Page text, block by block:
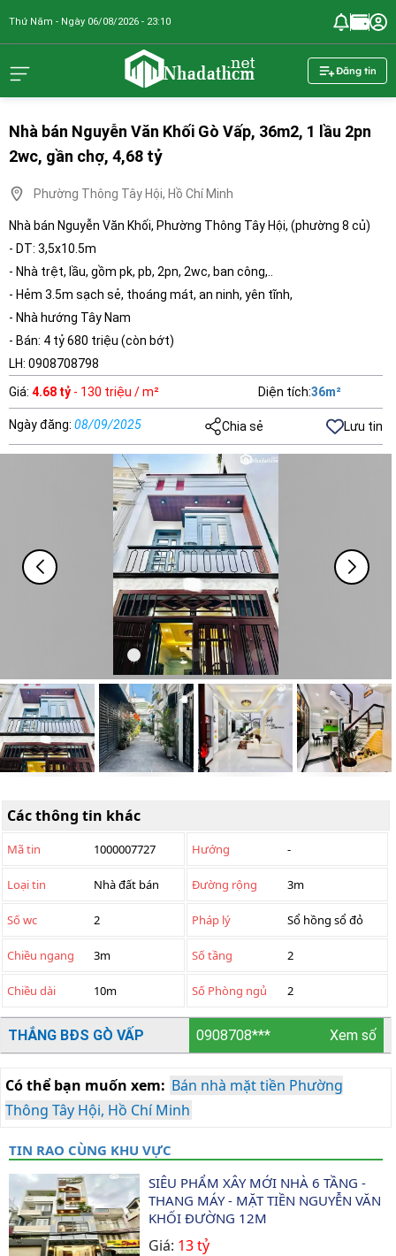
Thứ Năm - Ngày 06/08/2026 - 23:10
Đăng tin
Nhà bán Nguyễn Văn Khối Gò Vấp, 36m2, 1 lầu 2pn
2wc, gần chợ, 4,68 tỷ
Phường Thông Tây Hội, Hồ Chí Minh
Nhà bán Nguyễn Văn Khối, Phường Thông Tây Hội, (phường 8 củ)
- DT: 3,5x10.5m
- Nhà trệt, lầu, gồm pk, pb, 2pn, 2wc, ban công,..
- Hẻm 3.5m sạch sẻ, thoáng mát, an ninh, yên tĩnh,
- Nhà hướng Tây Nam
- Bán: 4 tỷ 680 triệu (còn bớt)
LH: 0908708798
Giá: 4.68 tỷ - 130 triệu / m² Diện tích:36m²
Ngày đăng: 08/09/2025 Chia sẻ Lưu tin
Các thông tin khác
Mã tin 1000007727 Hướng -
Loại tin Nhà đất bán Đường rộng 3m
Số wc 2 Pháp lý Sổ hồng sổ đỏ
Chiều ngang 3m Số tầng 2
Chiều dài 10m Số Phòng ngủ 2
THẮNG BĐS GÒ VẤP 0908708*** Xem số
Có thể bạn muốn xem: Bán nhà mặt tiền Phường
Thông Tây Hội, Hồ Chí Minh
TIN RAO CÙNG KHU VỰC
SIÊU PHẨM XÂY MỚI NHÀ 6 TẦNG -
THANG MÁY - MẶT TIỀN NGUYỄN VĂN
KHỐI ĐƯỜNG 12M
Giá: 13 tỷ